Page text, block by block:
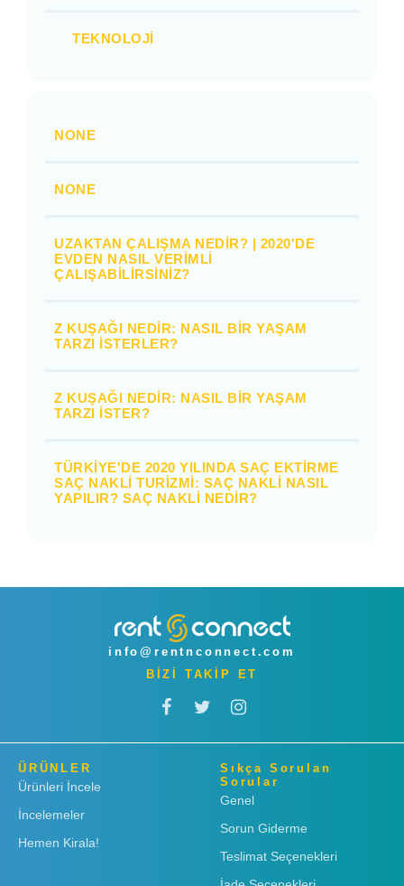
TEKNOLOJI
NONE
NONE
UZAKTAN ÇALIŞMA NEDIR? | 2020'DE
EVDEN NASIL VERIMLI
ÇALIŞABILIRSINIZ?
Z KUŞAĞI NEDIR: NASIL BIR YAŞAM
TARZI İSTERLER?
Z KUŞAĞI NEDIR: NASIL BIR YAŞAM
TARZI İSTER?
TÜRKIYE'DE 2020 YILINDA SAÇ EKTIRME
SAÇ NAKLI TURIZMI: SAÇ NAKLI NASIL
YAPILIR? SAÇ NAKLI NEDIR?
info@rentnconnect.com
BİZİ TAKİP ET
ÜRÜNLER
Ürünleri İncele
İncelemeler
Hemen Kirala!
Sıkça Sorulan
Sorular
Genel
Sorun Giderme
Teslimat Seçenekleri